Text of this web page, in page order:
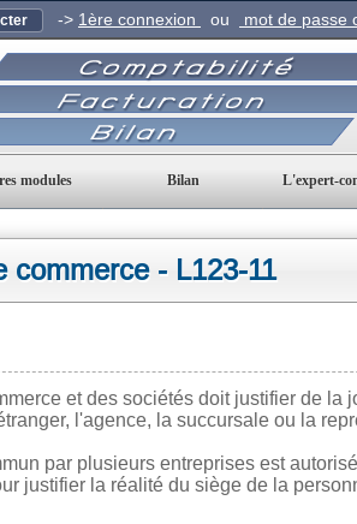
-> 1ère connexion ou mot de passe
modules Bilan L'expert-
commerce - L123-11
et des sociétés doit justifier de
l'agence, la succursale ou la
par plusieurs entreprises est
justifier la réalité du siège de la